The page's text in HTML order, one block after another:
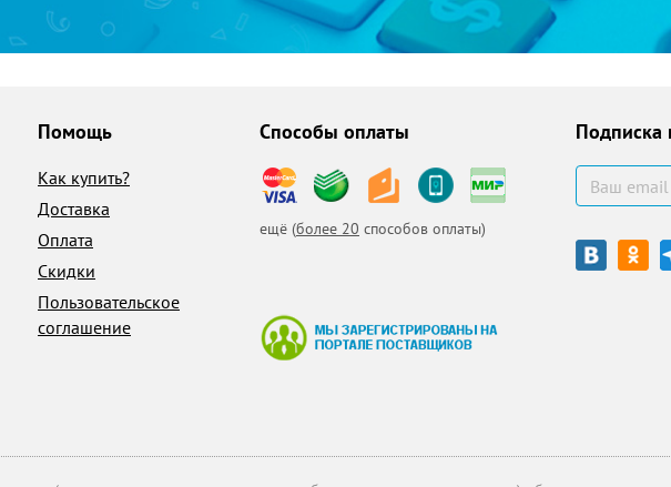
Помощь
Как купить?
Доставка
Оплата
Скидки
Пользовательское
соглашение
Способы оплаты
ещё (более 20 способов оплаты)
Подписка